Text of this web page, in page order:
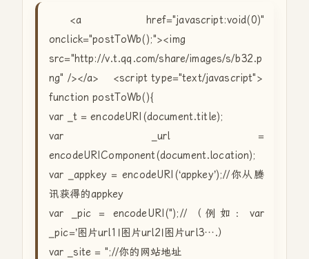
<a href="javascript:void(0)"
onclick="postToWb();"><img
src="http://v.t.qq.com/share/images/s/b32.p
ng" /></a> <script type="text/javascript">
function postToWb(){
var _t = encodeURI(document.title);
var _url =
encodeURIComponent(document.location);
var _appkey = encodeURI(‘appkey’);//你从腾
讯获得的appkey
var _pic = encodeURI(");//（例如：var
_pic=’图片url1|图片url2|图片url3….）
var _site = ";//你的网站地址